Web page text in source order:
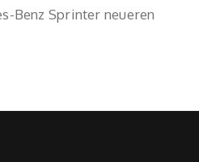
Benz Sprinter neueren